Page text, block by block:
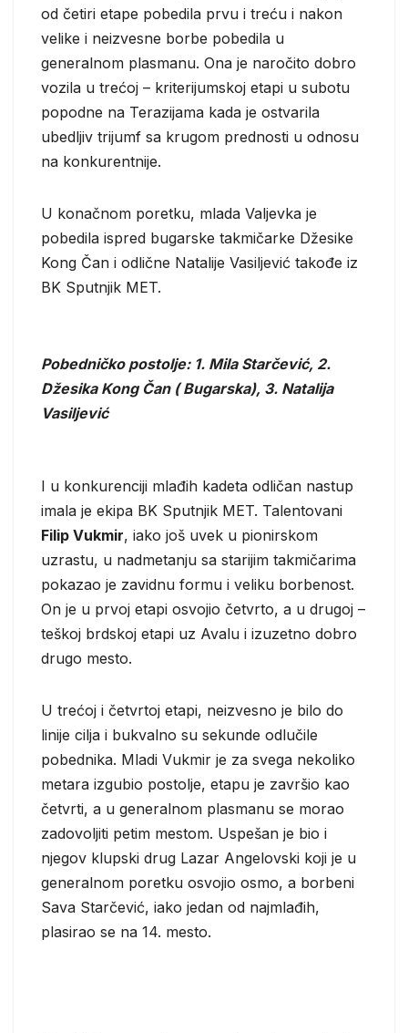
od četiri etape pobedila prvu i treću i nakon
velike i neizvesne borbe pobedila u
generalnom plasmanu. Ona je naročito dobro
vozila u trećoj – kriterijumskoj etapi u subotu
popodne na Terazijama kada je ostvarila
ubedljiv trijumf sa krugom prednosti u odnosu
na konkurentnije.
U konačnom poretku, mlada Valjevka je
pobedila ispred bugarske takmičarke Džesike
Kong Čan i odlične Natalije Vasiljević takođe iz
BK Sputnjik MET.
Pobedničko postolje: 1. Mila Starčević, 2.
Džesika Kong Čan ( Bugarska), 3. Natalija
Vasiljević
I u konkurenciji mlađih kadeta odličan nastup
imala je ekipa BK Sputnjik MET. Talentovani
Filip Vukmir, iako još uvek u pionirskom
uzrastu, u nadmetanju sa starijim takmičarima
pokazao je zavidnu formu i veliku borbenost.
On je u prvoj etapi osvojio četvrto, a u drugoj –
teškoj brdskoj etapi uz Avalu i izuzetno dobro
drugo mesto.
U trećoj i četvrtoj etapi, neizvesno je bilo do
linije cilja i bukvalno su sekunde odlučile
pobednika. Mladi Vukmir je za svega nekoliko
metara izgubio postolje, etapu je završio kao
četvrti, a u generalnom plasmanu se morao
zadovoljiti petim mestom. Uspešan je bio i
njegov klupski drug Lazar Angelovski koji je u
generalnom poretku osvojio osmo, a borbeni
Sava Starčević, iako jedan od najmlađih,
plasirao se na 14. mesto.